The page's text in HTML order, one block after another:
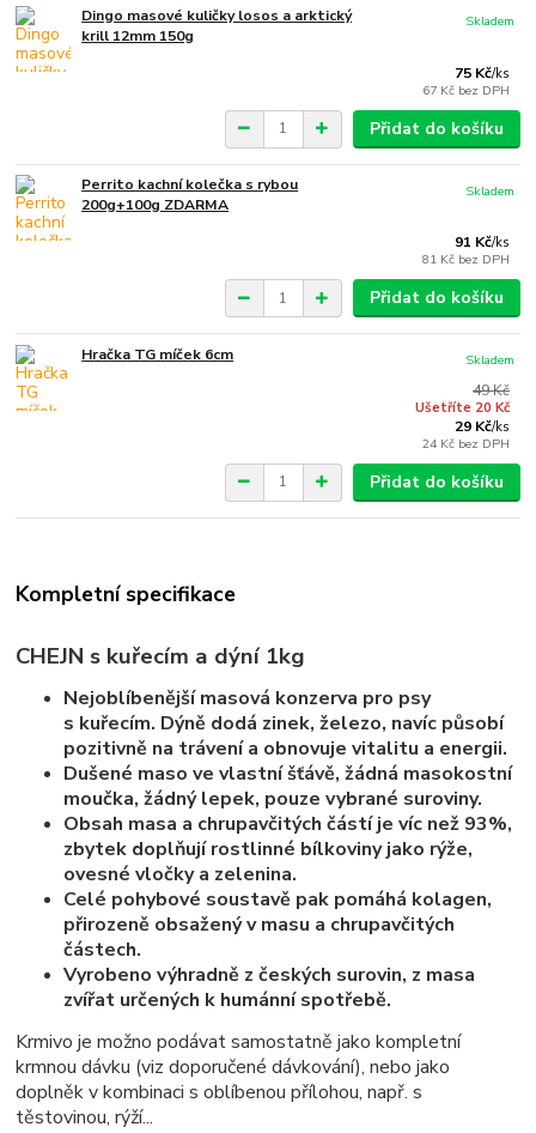
Dingo masové kuličky losos a arktický
krill 12mm 150g
75 Kč/ks
67 Kč bez DPH
Skladem
Přidat do košíku
Perrito kachní kolečka s rybou
200g+100g ZDARMA
91 Kč/ks
81 Kč bez DPH
Skladem
Přidat do košíku
Hračka TG míček 6cm
49 Kč
Ušetříte 20 Kč
29 Kč/ks
24 Kč bez DPH
Skladem
Přidat do košíku
Kompletní specifikace
CHEJN s kuřecím a dýní 1kg
Nejoblíbenější masová konzerva pro psy
s kuřecím. Dýně dodá zinek, železo, navíc působí
pozitivně na trávení a obnovuje vitalitu a energii.
Dušené maso ve vlastní šťávě, žádná masokostní
moučka, žádný lepek, pouze vybrané suroviny.
Obsah masa a chrupavčitých částí je víc než 93%,
zbytek doplňují rostlinné bílkoviny jako rýže,
ovesné vločky a zelenina.
Celé pohybové soustavě pak pomáhá kolagen,
přirozeně obsažený v masu a chrupavčitých
částech.
Vyrobeno výhradně z českých surovin, z masa
zvířat určených k humánní spotřebě.
Krmivo je možno podávat samostatně jako kompletní
krmnou dávku (viz doporučené dávkování), nebo jako
doplněk v kombinaci s oblíbenou přílohou, např. s
těstovinou, rýží...